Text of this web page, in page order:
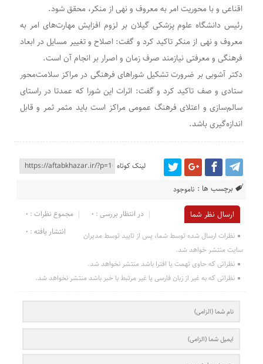
اقناعی و با محوریت امر به معروف و نهی از منکر، محقق شود.
رئیس دانشگاه علوم پزشکی گیلان بر لزوم افزایش مهارت‌های امر به
معروف و نهی از منکر تاکید کرد و گفت: اصلاح و تغییر مسایل در ابعاد
فرهنگی و معرفتی نیازمند صرف زمان و اصرار بر انجام آن است.
دکتر آشوبی بر ضرورت تشکیل شوراهای فرهنگی در مراکز سلامت‌محور
ستادی و صف تاکید کرد و گفت: اثرات این شورا که عمدتا در راستای
سالم‌سازی و اعتلای فرهنگ عمومی مراکز است باید مثمر ثمر و قابل
اندازه‌گیری باشد.
لینک کوتاه
برچسب ها : ناموجود
ارسال نظر شما مجموع نظرات : 0
در انتظار بررسی : 0
انتشار یافته : 0
نظرات ارسال شده توسط شما، پس از تایید توسط مدیران
سایت منتشر خواهد شد.
نظراتی که حاوی تهمت یا افترا باشد منتشر نخواهد شد.
نظراتی که به غیر از زبان فارسی یا غیر مرتبط با خبر باشد منتشر نخواهد شد.